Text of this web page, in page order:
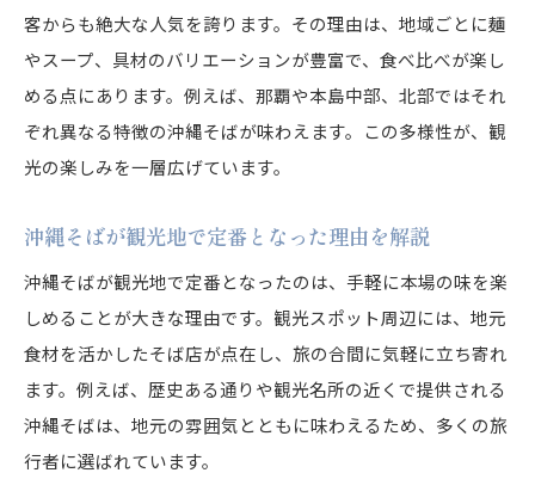
客からも絶大な人気を誇ります。その理由は、地域ごとに麺
やスープ、具材のバリエーションが豊富で、食べ比べが楽し
める点にあります。例えば、那覇や本島中部、北部ではそれ
ぞれ異なる特徴の沖縄そばが味わえます。この多様性が、観
光の楽しみを一層広げています。
沖縄そばが観光地で定番となった理由を解説
沖縄そばが観光地で定番となったのは、手軽に本場の味を楽
しめることが大きな理由です。観光スポット周辺には、地元
食材を活かしたそば店が点在し、旅の合間に気軽に立ち寄れ
ます。例えば、歴史ある通りや観光名所の近くで提供される
沖縄そばは、地元の雰囲気とともに味わえるため、多くの旅
行者に選ばれています。